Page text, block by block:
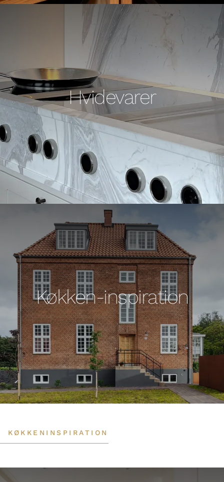
Hvidevarer
Køkken-inspiration
KØKKENINSPIRATION